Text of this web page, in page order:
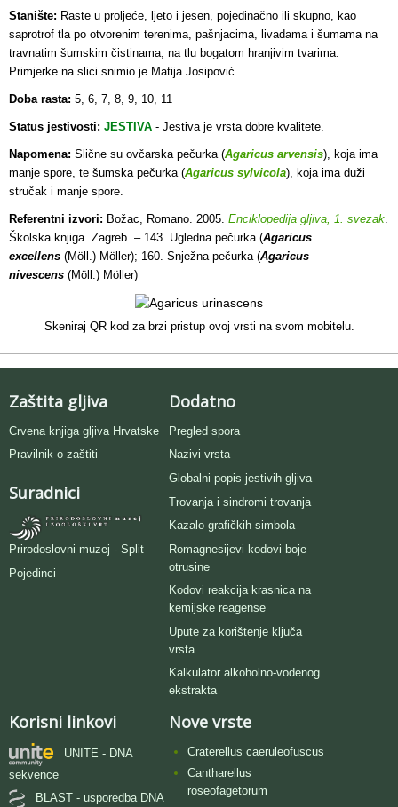
Stanište: Raste u proljeće, ljeto i jesen, pojedinačno ili skupno, kao
saprotrof tla po otvorenim terenima, pašnjacima, livadama i šumama na
travnatim šumskim čistinama, na tlu bogatom hranjivim tvarima.
Primjerke na slici snimio je Matija Josipović.
Doba rasta: 5, 6, 7, 8, 9, 10, 11
Status jestivosti: JESTIVA - Jestiva je vrsta dobre kvalitete.
Napomena: Slične su ovčarska pečurka (Agaricus arvensis), koja ima
manje spore, te šumska pečurka (Agaricus sylvicola), koja ima duži
stručak i manje spore.
Referentni izvori: Božac, Romano. 2005. Enciklopedija gljiva, 1. svezak.
Školska knjiga. Zagreb. – 143. Ugledna pečurka (Agaricus
excellens (Möll.) Möller); 160. Snježna pečurka (Agaricus
nivescens (Möll.) Möller)
Skeniraj QR kod za brzi pristup ovoj vrsti na svom mobitelu.
Zaštita gljiva
Crvena knjiga gljiva Hrvatske
Pravilnik o zaštiti
Suradnici
Prirodoslovni muzej - Split
Pojedinci
Dodatno
Pregled spora
Nazivi vrsta
Globalni popis jestivih gljiva
Trovanja i sindromi trovanja
Kazalo grafičkih simbola
Romagnesijevi kodovi boje
otrusine
Kodovi reakcija krasnica na
kemijske reagense
Upute za korištenje ključa
vrsta
Kalkulator alkoholno-vodenog
ekstrakta
Korisni linkovi
UNITE - DNA
sekvence
BLAST - usporedba DNA
Nove vrste
Craterellus caeruleofuscus
Cantharellus
roseofagetorum